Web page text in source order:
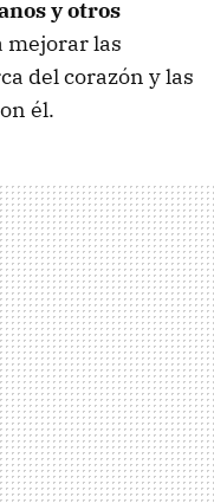
y otros
mejorar las
del corazón y las
él.